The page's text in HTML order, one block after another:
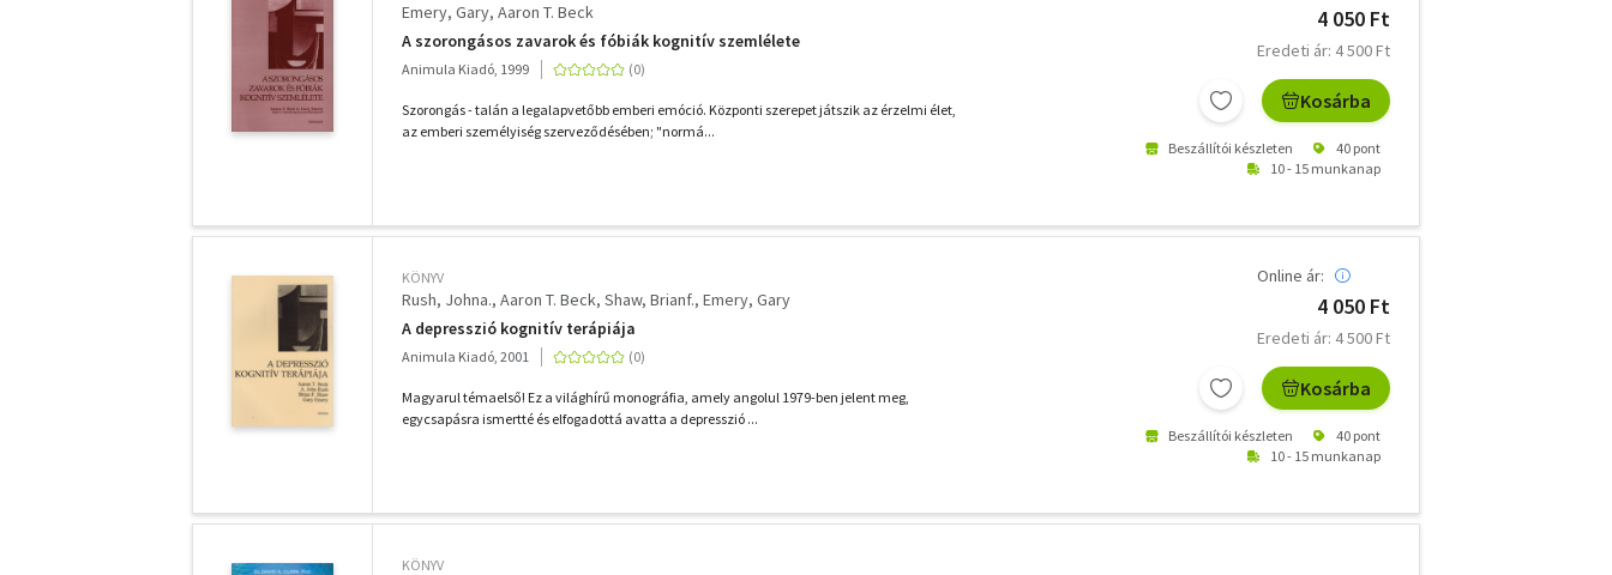
Emery, Gary Aaron T. Beck
A szorongásos zavarok és fóbiák kognitív szemlélete
Animula Kiadó, 1999
Szorongás - talán a legalapvetőbb emberi emóció. Központi szerepet játszik az érzelmi élet,
az emberi személyiség szerveződésében; "normá...
4 050 Ft
Eredeti ár: 4 500 Ft
Kosárba
Beszállítói készleten
40 pont
10 - 15 munkanap
KÖNYV
Rush, Johna. Aaron T. Beck Shaw, Brianf. Emery, Gary
A depresszió kognitív terápiája
Animula Kiadó, 2001
Magyarul témaelső! Ez a világhírű monográfia, amely angolul 1979-ben jelent meg,
egycsapásra ismertté és elfogadottá avatta a depresszió ...
Online ár:
4 050 Ft
Eredeti ár: 4 500 Ft
Kosárba
Beszállítói készleten
40 pont
10 - 15 munkanap
KÖNYV